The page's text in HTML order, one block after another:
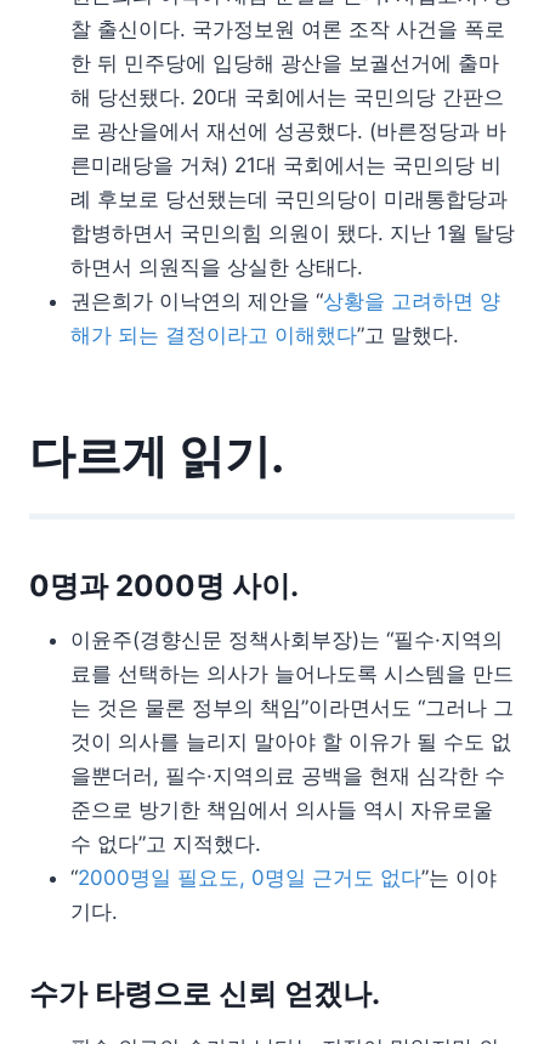
찰 출신이다. 국가정보원 여론 조작 사건을 폭로
한 뒤 민주당에 입당해 광산을 보궐선거에 출마
해 당선됐다. 20대 국회에서는 국민의당 간판으
로 광산을에서 재선에 성공했다. (바른정당과 바
른미래당을 거쳐) 21대 국회에서는 국민의당 비
례 후보로 당선됐는데 국민의당이 미래통합당과
합병하면서 국민의힘 의원이 됐다. 지난 1월 탈당
하면서 의원직을 상실한 상태다.
권은희가 이낙연의 제안을 “상황을 고려하면 양
해가 되는 결정이라고 이해했다”고 말했다.
다르게 읽기.
0명과 2000명 사이.
이윤주(경향신문 정책사회부장)는 “필수·지역의
료를 선택하는 의사가 늘어나도록 시스템을 만드
는 것은 물론 정부의 책임”이라면서도 “그러나 그
것이 의사를 늘리지 말아야 할 이유가 될 수도 없
을뿐더러, 필수·지역의료 공백을 현재 심각한 수
준으로 방기한 책임에서 의사들 역시 자유로울
수 없다”고 지적했다.
“2000명일 필요도, 0명일 근거도 없다”는 이야
기다.
수가 타령으로 신뢰 얻겠나.